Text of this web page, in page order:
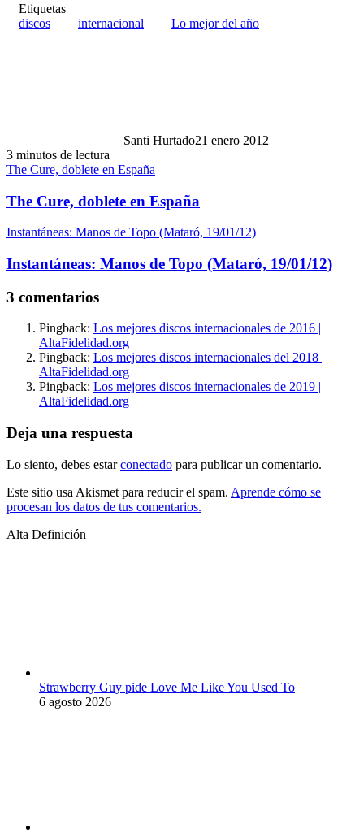
Etiquetas
discos
internacional Lo mejor del año
Santi Hurtado21 enero 2012
3 minutos de lectura
The Cure, doblete en España
The Cure, doblete en España
Instantáneas: Manos de Topo (Mataró, 19/01/12)
Instantáneas: Manos de Topo (Mataró, 19/01/12)
3 comentarios
Pingback: Los mejores discos internacionales de 2016 |
AltaFidelidad.org
Pingback: Los mejores discos internacionales del 2018 |
AltaFidelidad.org
Pingback: Los mejores discos internacionales de 2019 |
AltaFidelidad.org
Deja una respuesta
Lo siento, debes estarconectado para publicar un comentario.
Este sitio usa Akismet para reducir el spam. Aprende cómo se
procesan los datos de tus comentarios.
Alta Definición
Strawberry Guy pide Love Me Like You Used To
6 agosto 2026